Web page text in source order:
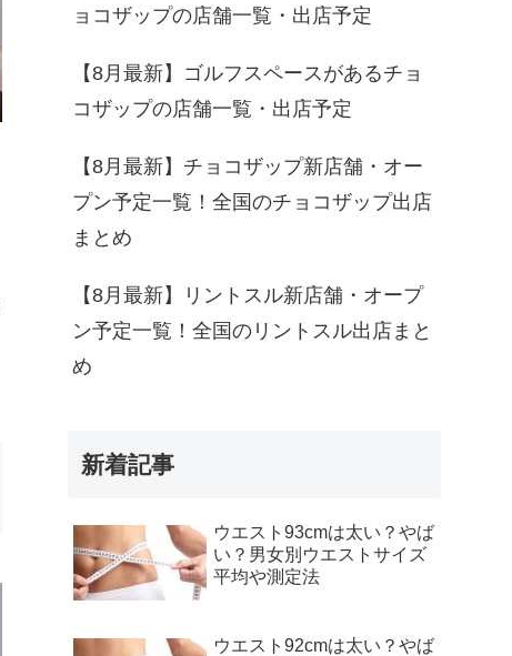
ョコザップの店舗一覧・出店予定
【8月最新】ゴルフスペースがあるチョ
コザップの店舗一覧・出店予定
【8月最新】チョコザップ新店舗・オー
プン予定一覧！全国のチョコザップ出店
まとめ
【8月最新】リントスル新店舗・オープ
ン予定一覧！全国のリントスル出店まと
め
新着記事
ウエスト93cmは太い？やば
い？男女別ウエストサイズ
平均や測定法
ウエスト92cmは太い？やば